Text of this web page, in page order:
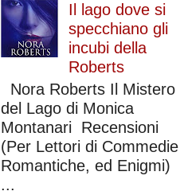
Il lago dove si
specchiano gli
incubi della
Roberts
Nora Roberts Il Mistero
del Lago di Monica
Montanari Recensioni
(Per Lettori di Commedie
Romantiche, ed Enigmi)
...